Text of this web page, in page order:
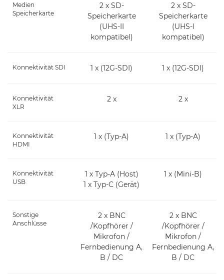
Medien
Speicherkarte
2 x SD-
Speicherkarte
(UHS-II
kompatibel)
2 x SD-
Speicherkarte
(UHS-I
kompatibel)
Konnektivität SDI 1 x (12G-SDI) 1 x (12G-SDI)
Konnektivität
XLR
2 x 2 x
Konnektivität
HDMI
1 x (Typ-A) 1 x (Typ-A)
Konnektivität
USB
1 x Typ-A (Host)
1 x Typ-C (Gerät)
1 x (Mini-B)
Sonstige
Anschlüsse
2 x BNC
/Kopfhörer /
Mikrofon /
Fernbedienung A,
B / DC
2 x BNC
/Kopfhörer /
Mikrofon /
Fernbedienung A,
B / DC